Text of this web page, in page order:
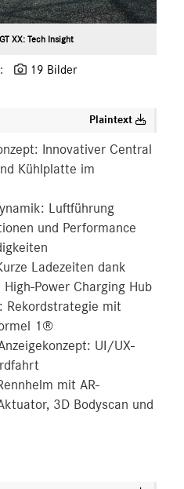
XX: Tech Insight
19 Bilder
Plaintext
Innovativer Central
Kühlplatte im
Luftführung
und Performance
Ladezeiten dank
Power Charging Hub
Rekordstrategie mit
1®
UI/UX-
mit AR-
3D Bodyscan und